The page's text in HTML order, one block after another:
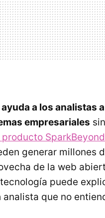
a los analistas
empresariales sin
SparkBeyond
generar millones
de la web
puede
que no